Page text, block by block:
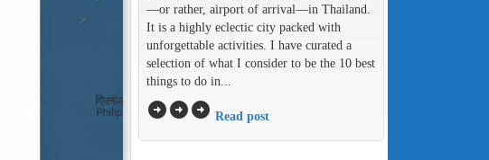
—or rather, airport of arrival—in Thailand.
It is a highly eclectic city packed with
unforgettable activities. I have curated a
selection of what I consider to be the 10 best
things to do in...
arrow_circle_rightarrow_circle_rightarrow_circle_right Read post